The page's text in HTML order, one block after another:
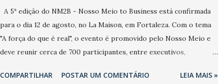
A 5ª edição do NM2B - Nosso Meio to Business está confirmada
para o dia 12 de agosto, no La Maison, em Fortaleza. Com o tema
"A força do que é real", o evento é promovido pelo Nosso Meio e
deve reunir cerca de 700 participantes, entre executivos,
Desde 2022, o NM2B consolidou-se como um dos principais
COMPARTILHAR POSTAR UM COMENTÁRIO LEIA MAIS »